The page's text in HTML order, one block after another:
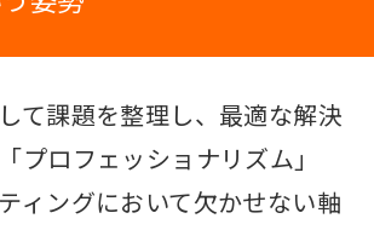
て課題を整理し、最適な解決
プロフェッショナリズム」
ィングにおいて欠かせない軸